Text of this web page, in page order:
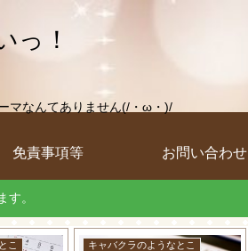
っ！
マなんてありません(/・ω・)/
免責事項等 お問い合わせ
。
こ キャバクラのようなとこ